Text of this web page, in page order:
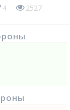
4 2527